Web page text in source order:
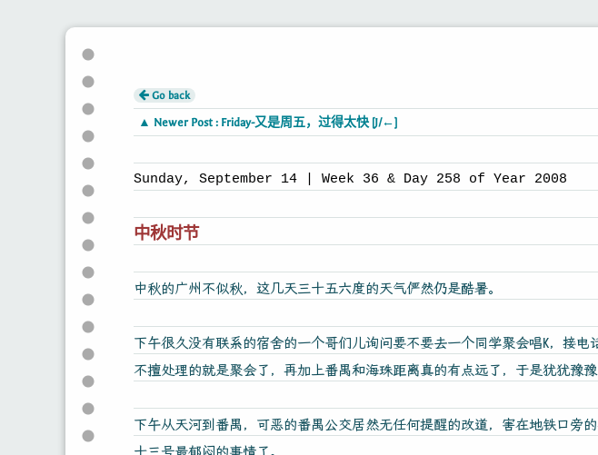
Go back
▲ Newer Post : Friday-又是周五，过得太快 [J/←]
Sunday, September 14 | Week 36 & Day 258 of Year 2008
中秋时节
中秋的广州不似秋，这几天三十五六度的天气俨然仍是酷暑。
下午很久没有联系的宿舍的一个哥们儿询问要不要去一个同学聚会唱K，接
不擅处理的就是聚会了，再加上番禺和海珠距离真的有点远了，于是犹犹豫
下午从天河到番禺，可恶的番禺公交居然无任何提醒的改道，害在地铁口旁